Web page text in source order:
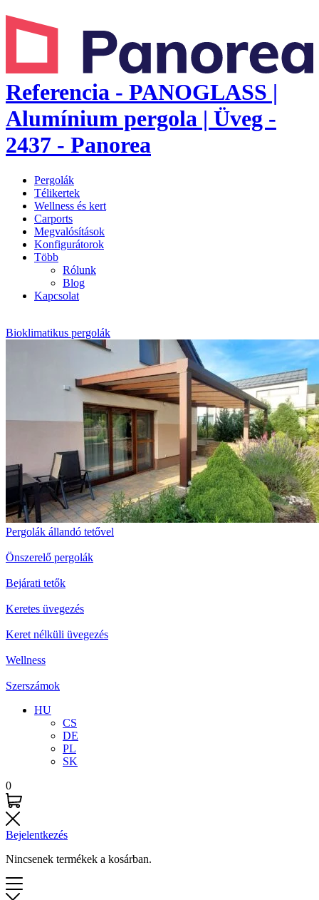
Referencia - PANOGLASS |
Alumínium pergola | Üveg -
2437 - Panorea
Pergolák
Télikertek
Wellness és kert
Carports
Megvalósítások
Konfigurátorok
Több
Rólunk
Blog
Kapcsolat
Bioklimatikus pergolák
Pergolák állandó tetővel
Önszerelő pergolák
Bejárati tetők
Keretes üvegezés
Keret nélküli üvegezés
Wellness
Szerszámok
HU
CS
DE
PL
SK
0
Bejelentkezés
Nincsenek termékek a kosárban.